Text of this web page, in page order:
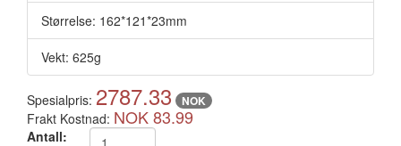
Størrelse: 162*121*23mm
Vekt: 625g
Spesialpris: 2787.33 NOK
Frakt Kostnad: NOK 83.99
Antall: